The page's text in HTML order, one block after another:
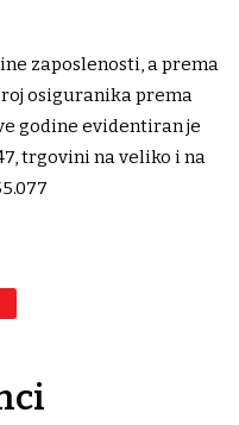
zaposlenosti, a prema
osiguranika prema
godine evidentiran je
trgovini na veliko i na